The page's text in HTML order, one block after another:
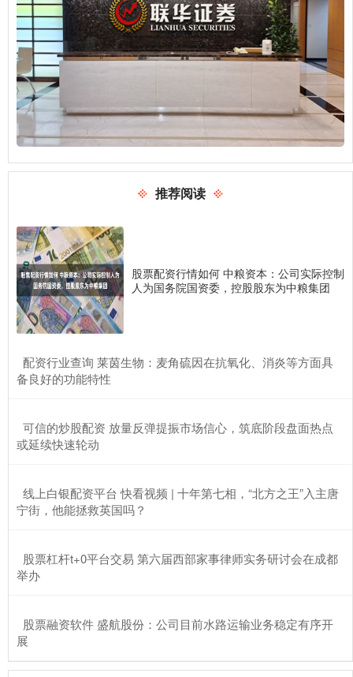
推荐阅读
股票配资行情如何 中粮资本：公司实际控制
人为国务院国资委，控股股东为中粮集团
​配资行业查询 莱茵生物：麦角硫因在抗氧化、消炎等方面具
备良好的功能特性
​可信的炒股配资 放量反弹提振市场信心，筑底阶段盘面热点
或延续快速轮动
​线上白银配资平台 快看视频 | 十年第七相，“北方之王”入主唐
宁街，他能拯救英国吗？
​股票杠杆t+0平台交易 第六届西部家事律师实务研讨会在成都
举办
​股票融资软件 盛航股份：公司目前水路运输业务稳定有序开
展